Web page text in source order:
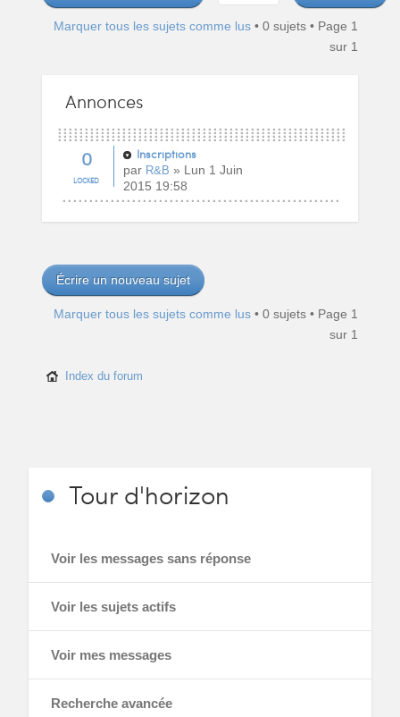
Marquer tous les sujets comme lus • 0 sujets • Page 1
sur 1
Annonces
0
LOCKED
Inscriptions
par R&B » Lun 1 Juin
2015 19:58
Écrire un nouveau sujet
Marquer tous les sujets comme lus • 0 sujets • Page 1
sur 1
Index du forum
Tourd'horizon
Voir les messages sans réponse
Voir les sujets actifs
Voir mes messages
Recherche avancée